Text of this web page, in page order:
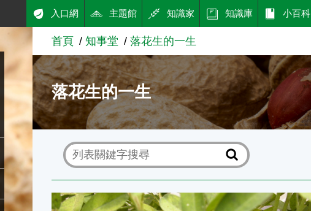
入口網 主題館 知識家 知識庫 小百科
首頁 知事堂 落花生的一生
落花生的一生
地下結果